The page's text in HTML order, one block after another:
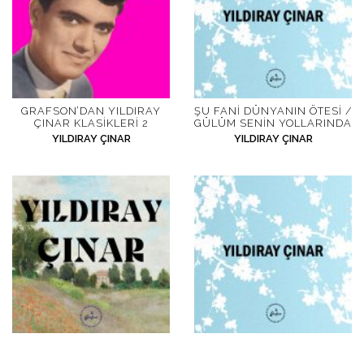
GRAFSON’DAN YILDIRAY
ÇINAR KLASIKLERI 2
YILDIRAY ÇINAR
ŞU FANI DÜNYANIN ÖTESI /
GÜLÜM SENIN YOLLARINDA
YILDIRAY ÇINAR